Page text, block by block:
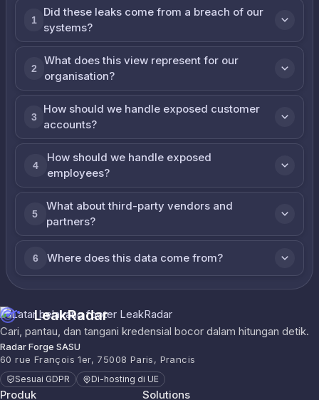
1
Did these leaks come from a breach of our
systems?
2
What does this view represent for our
organisation?
3
How should we handle exposed customer
accounts?
4
How should we handle exposed
employees?
5
What about third-party vendors and
partners?
6 Where does this data come from?
LeakRadar
Cari, pantau, dan tangani kredensial bocor dalam hitungan detik.
Radar Forge SASU
60 rue François 1er, 75008 Paris, Prancis
Sesuai GDPR Di-hosting di UE
Produk Solutions